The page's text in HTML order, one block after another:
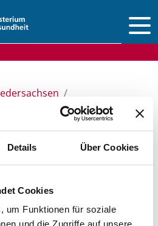
Details Über Cookies
Cookies
um Funktionen für soziale
und die Zugriffe auf unsere
Einrichtungen